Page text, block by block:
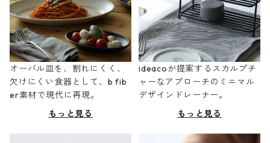
オーバル皿を、割れにくく、
欠けにくい食器として、b fib
er素材で現代に再現。
もっと見る
ideacoが提案するスカルプチ
ャーなアプローチのミニマル
デザインドレーナー。
もっと見る